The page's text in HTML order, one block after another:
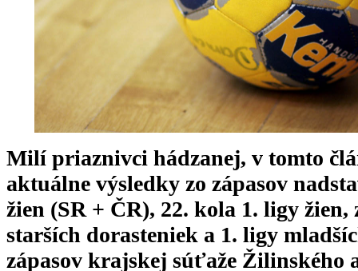
Milí priaznivci hádzanej, v tomto
aktuálne výsledky zo zápasov
žien (SR + ČR), 22. kola 1. ligy žien,
starších dorasteniek a 1. ligy
zápasov krajskej súťaže Žilinského